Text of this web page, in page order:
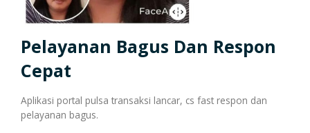
Paket Data Internet
Cara Transaksi
Support
Pelayanan Bagus Dan Respon
Cepat
Aplikasi portal pulsa transaksi lancar, cs fast respon dan
pelayanan bagus.